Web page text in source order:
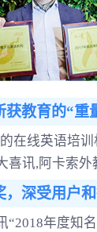
获教育的“重
在线英语培
喜讯,阿卡索外
，深受用户
“2018年度知